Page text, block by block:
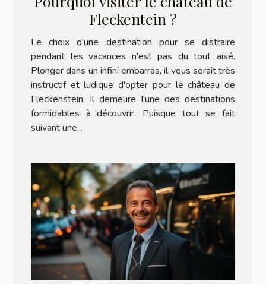
Fleckentein ?
Le choix d'une destination pour se distraire
pendant les vacances n'est pas du tout aisé.
Plonger dans un infini embarras, il vous serait très
instructif et ludique d'opter pour le château de
Fleckenstein. Il demeure l'une des destinations
formidables à découvrir. Puisque tout se fait
suivant une...